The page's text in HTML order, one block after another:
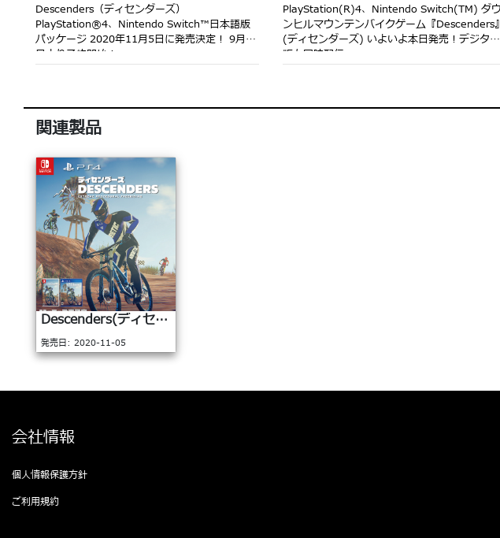
Descenders（ディセンダーズ）
PlayStation®4、Nintendo Switch™日本語版
パッケージ 2020年11月5日に発売決定！ 9月1
日より予約開始！
PlayStation(R)4、Nintendo Switch(TM) ダウ
ンヒルマウンテンバイクゲーム『Descenders』
(ディセンダーズ) いよいよ本日発売！デジタル
版も同時配信
関連製品
Descenders(ディセンダーズ)
発売日: 2020-11-05
プラットフォーム:
Switch™
字幕: 繁體中文/簡體中文/日本語
版/English/한글
詳細
会社情報
個人情報保護方針
ご利用規約